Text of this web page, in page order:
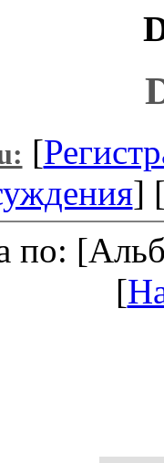
[
]
по:
[